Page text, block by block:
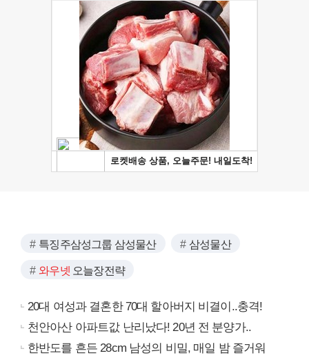
특징주삼성그룹 삼성물산 삼성물산
와우넷 오늘장전략
20대 여성과 결혼한 70대 할아버지 비결이..충격!
천안아산 아파트값 난리났다! 20년 전 분양가..
한반도를 흔든 28cm 남성의 비밀, 매일 밤 즐거워